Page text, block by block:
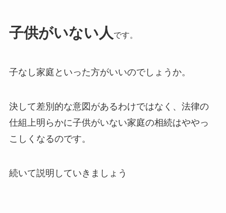
子供がいない人 です。
子なし家庭といった方がいいのでしょうか。
決して差別的な意図があるわけではなく、法律の
仕組上明らかに子供がいない家庭の相続はややっ
こしくなるのです。
続いて説明していきましょう